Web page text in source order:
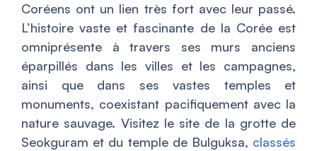
Coréens ont un lien très fort avec leur passé.
L’histoire vaste et fascinante de la Corée est
omniprésente à travers ses murs anciens
éparpillés dans les villes et les campagnes,
ainsi que dans ses vastes temples et
monuments, coexistant pacifiquement avec la
nature sauvage. Visitez le site de la grotte de
Seokguram et du temple de Bulguksa, classés